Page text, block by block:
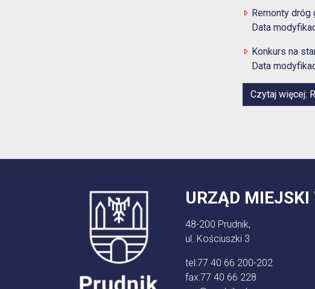
Remonty dróg
Data
Konkurs na
Data
Czytaj więcej:
URZĄD MIEJSKI
48-200 Prudnik,
ul. Kościuszki 3
tel:77 40 66 200-202
fax:77 40 66 228